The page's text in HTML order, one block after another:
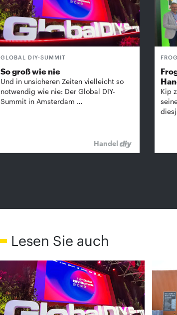
GLOBAL DIY-SUMMIT
So groß wie nie
Und in unsicheren Zeiten vielleicht so
notwendig wie nie: Der Global DIY-
Summit in Amsterdam …
Handel
Kip
Lesen Sie auch